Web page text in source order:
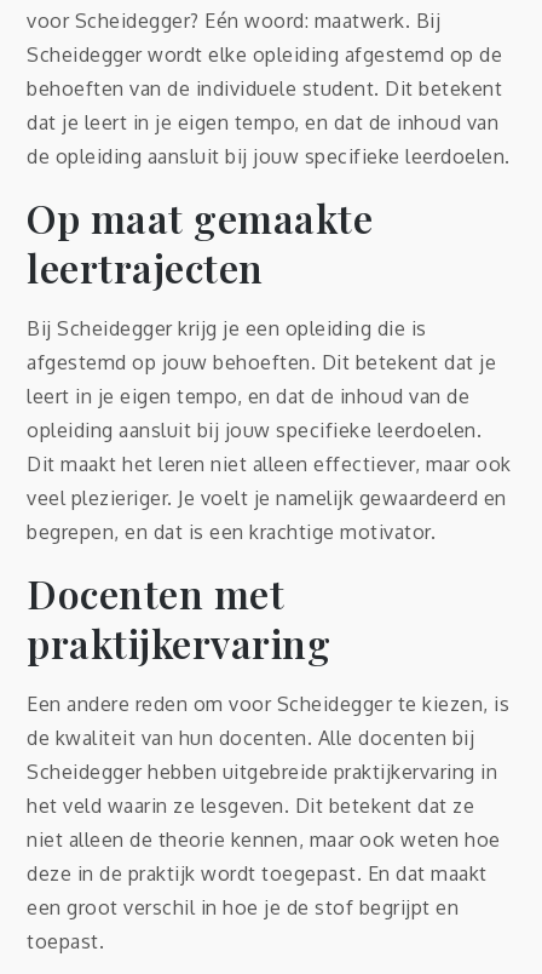
voor Scheidegger? Eén woord: maatwerk. Bij
Scheidegger wordt elke opleiding afgestemd op de
behoeften van de individuele student. Dit betekent
dat je leert in je eigen tempo, en dat de inhoud van
de opleiding aansluit bij jouw specifieke leerdoelen.
Op maat gemaakte
leertrajecten
Bij Scheidegger krijg je een opleiding die is
afgestemd op jouw behoeften. Dit betekent dat je
leert in je eigen tempo, en dat de inhoud van de
opleiding aansluit bij jouw specifieke leerdoelen.
Dit maakt het leren niet alleen effectiever, maar ook
veel plezieriger. Je voelt je namelijk gewaardeerd en
begrepen, en dat is een krachtige motivator.
Docenten met
praktijkervaring
Een andere reden om voor Scheidegger te kiezen, is
de kwaliteit van hun docenten. Alle docenten bij
Scheidegger hebben uitgebreide praktijkervaring in
het veld waarin ze lesgeven. Dit betekent dat ze
niet alleen de theorie kennen, maar ook weten hoe
deze in de praktijk wordt toegepast. En dat maakt
een groot verschil in hoe je de stof begrijpt en
toepast.